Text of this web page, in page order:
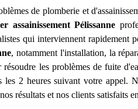
de plomberie et
assainissement Pélissanne
qui interviennent rapidement
, notamment l'installation, la
les problèmes de fuite
les 2 heures suivant votre
résultats et nos clients satisfaits